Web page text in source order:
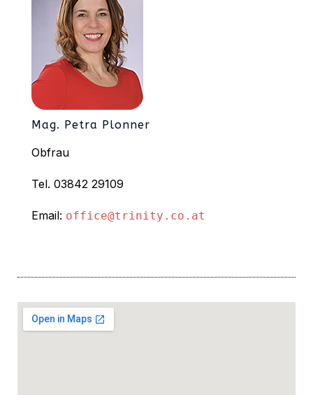
Mag. Petra Plonner
Obfrau
Tel. 03842 29109
Email: office@trinity.co.at